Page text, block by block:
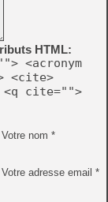
HTML:
<acronym
<cite>
<q cite="">
Votre nom *
Votre adresse email *